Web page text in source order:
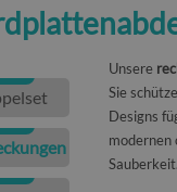
Unsere
Sie
Designs
modernen
Sauberkeit.